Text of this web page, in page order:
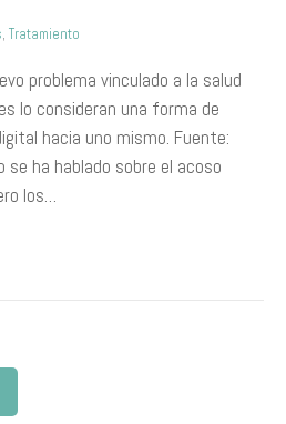
, Tratamiento
problema vinculado a la salud
lo consideran una forma de
hacia uno mismo. Fuente:
se ha hablado sobre el acoso
los…